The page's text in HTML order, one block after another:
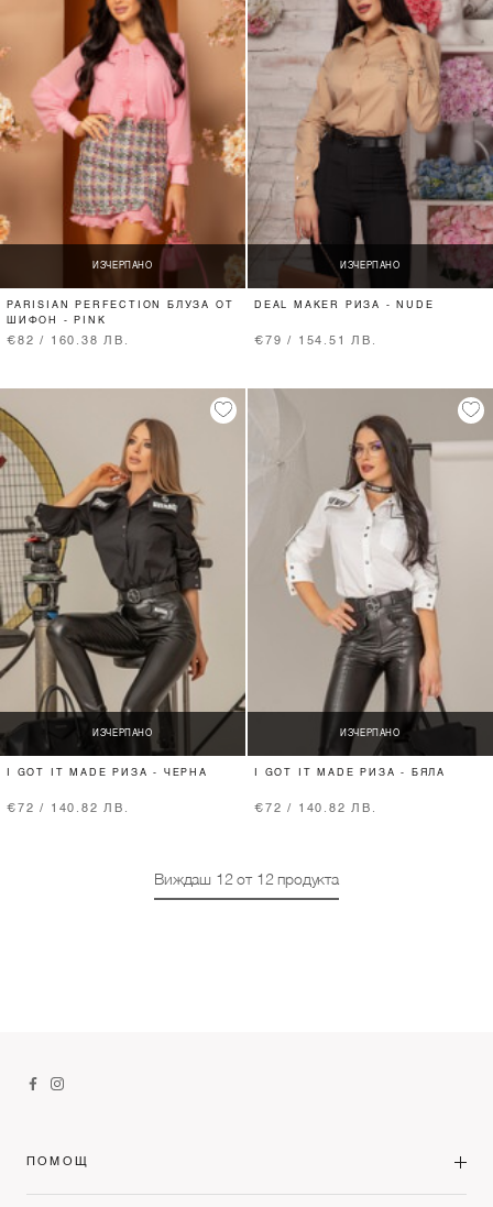
ИЗЧЕРПАНО
PARISIAN PERFECTION БЛУЗА ОТ
ШИФОН - PINK
€82 / 160.38 ЛВ.
ИЗЧЕРПАНО
DEAL MAKER РИЗА - NUDE
€79 / 154.51 ЛВ.
ИЗЧЕРПАНО
I GOT IT MADE РИЗА - ЧЕРНА
€72 / 140.82 ЛВ.
ИЗЧЕРПАНО
I GOT IT MADE РИЗА - БЯЛА
€72 / 140.82 ЛВ.
Виждаш 12 от 12 продукта
ПОМОЩ